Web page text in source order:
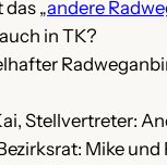
„andere
in TK?
Stellvertreter:
Mike und